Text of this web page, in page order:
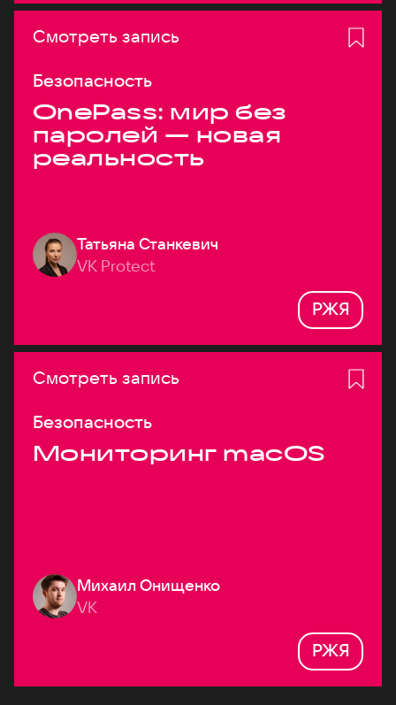
Смотреть запись
Безопасность
OnePass: мир без
паролей — новая
реальность
Татьяна Станкевич
VK Protect
РЖЯ
Смотреть запись
Безопасность
Мониторинг macOS
Михаил Онищенко
VK
РЖЯ